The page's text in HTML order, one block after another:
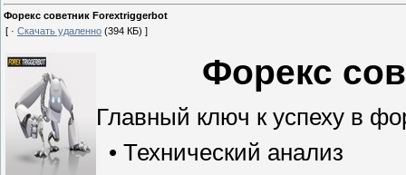
Форекс советник Forextriggerbot
[ · Скачать удаленно (394 КБ) ]
Форекс
Главный ключ к успеху в
• Технический анализ